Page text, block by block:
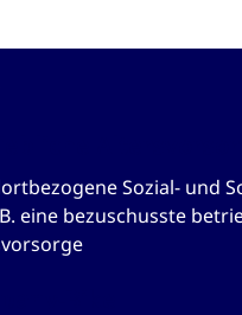
Sozial- und
eine bezuschusste